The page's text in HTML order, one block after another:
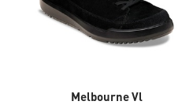
Melbourne Vl